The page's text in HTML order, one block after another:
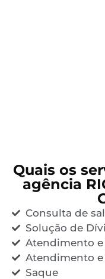
Quais os
agência
Consulta de
Solução de
Atendimento e
Atendimento e
Saque